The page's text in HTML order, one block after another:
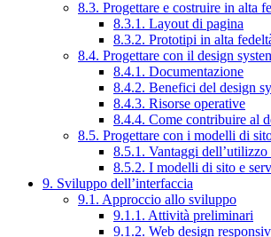
8.3. Progettare e costruire in alta
8.3.1. Layout di pagina
8.3.2. Prototipi in alta
8.4. Progettare con il design
8.4.1. Documentazione
8.4.2. Benefici del design
8.4.3. Risorse operative
8.4.4. Come contribuire al
8.5. Progettare con i modelli di
8.5.1. Vantaggi
8.5.2. I modelli di sito e
9. Sviluppo dell’interfaccia
9.1. Approccio allo sviluppo
9.1.1. Attività preliminari
9.1.2. Web design